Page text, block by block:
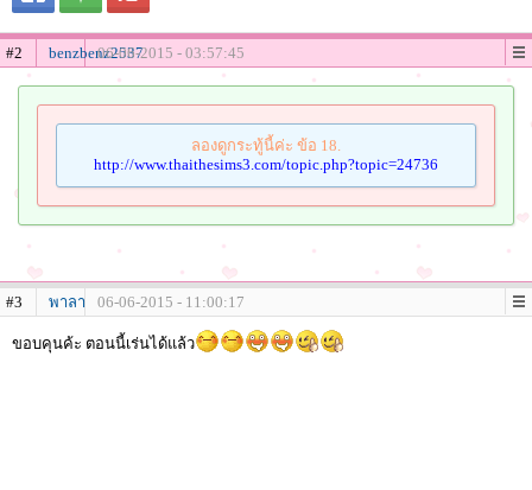
#2 benzbenz253706-06-2015 - 03:57:45
ลองดูกระทู้นี้ค่ะ ข้อ 18.
http://www.thaithesims3.com/topic.php?topic=24736
#3 พาลา 06-06-2015 - 11:00:17
ขอบคุนค้ะ ตอนนี้เร่นได้แล้ว